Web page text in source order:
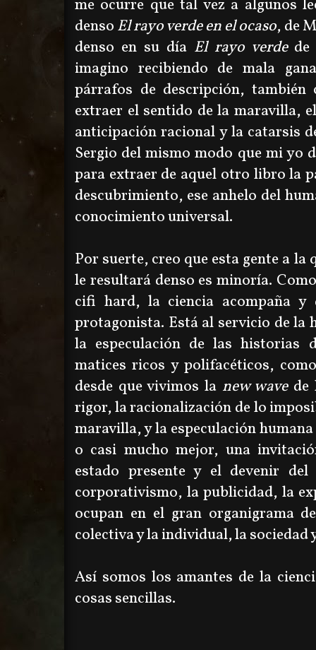
me ocurre que tal vez a algunos
densoEl rayo verde en el ocaso, de
denso en su día El rayo verdede
imagino recibiendo de mala
párrafos de descripción,
extraer el sentido de la maravilla,
anticipación racional y la catarsis
Sergio del mismo modo que mi yo
para extraer de aquel otro libro la
descubrimiento, ese anhelo del
conocimiento universal.
Por suerte, creo que esta gente a la
le resultará denso es minoría.
cifi hard, la ciencia acompaña
protagonista. Está al servicio de la
la especulación de las historias
matices ricos y polifacéticos,
desde que vivimos la new wavede
rigor, la racionalización de lo
maravilla, y la especulación
o casi mucho mejor, una
estado presente y el devenir del
corporativismo, la publicidad, la
ocupan en el gran organigrama
colectiva y la individual, la sociedad
Así somos los amantes de la
cosas sencillas.